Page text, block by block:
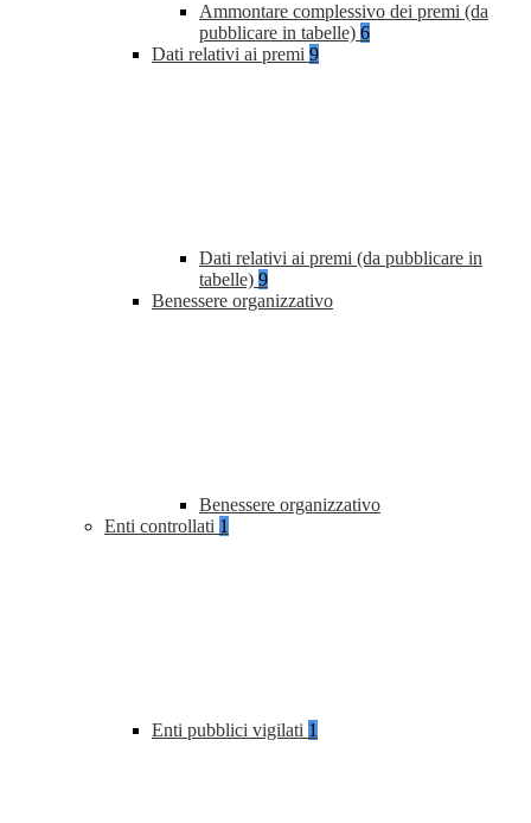
Ammontare complessivo dei premi (da
pubblicare in tabelle) 6
Dati relativi ai premi 9
Dati relativi ai premi (da pubblicare in
tabelle) 9
Benessere organizzativo
Benessere organizzativo
Enti controllati 1
Enti pubblici vigilati 1